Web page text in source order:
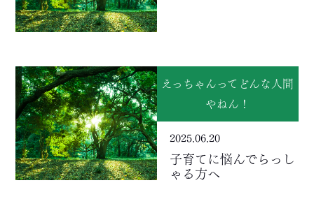
えっちゃんってどんな人間
やねん！
2025.06.20
子育てに悩んでらっし
ゃる方へ